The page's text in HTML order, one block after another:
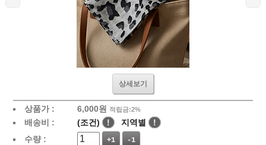
상세보기
상품가 : 6,000원 적립금:2%
배송비 : (조건) ! 지역별
!
수량 :
+1 -1